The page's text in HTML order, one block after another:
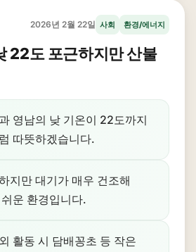
2026년 2월 22일 사회 환경/에너지
22도 포근하지만 산불
영남의 낮 기온이 22도까지
따뜻하겠습니다.
지만 대기가 매우 건조해
운 환경입니다.
활동 시 담배꽁초 등 작은